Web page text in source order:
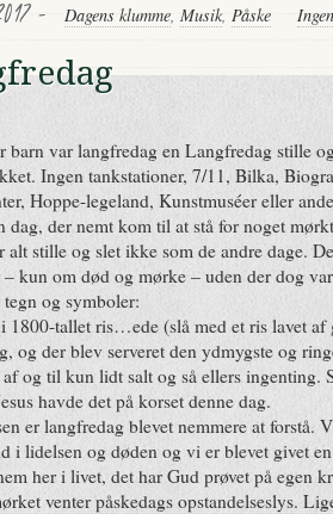
- Dagens klumme, Musik, Påske
barn var langfredag en Langfredag stille
Ingen tankstationer, 7/11, Bilka,
Hoppe-legeland, Kunstmuséer eller
dag, der nemt kom til at stå for noget
alt stille og slet ikke som de andre dage.
– kun om død og mørke – uden der dog
tegn og symboler:
1800-tallet ris…ede (slå med et ris lavet
og der blev serveret den ydmygste og
og til kun lidt salt og så ellers ingenting.
havde det på korset denne dag.
er langfredag blevet nemmere at forstå.
i lidelsen og døden og vi er blevet givet
her i livet, det har Gud prøvet på egen
venter påskedags opstandelseslys.